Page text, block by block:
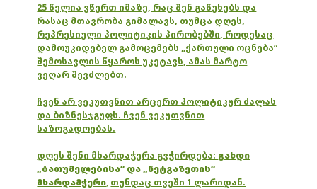
25 წელია ვწერთ იმაზე, რაც შენ გაწუხებს და
რასაც მთავრობა გიმალავს, თუმცა დღეს,
რეპრესიული პოლიტიკის პირობებში, როდესაც
დამოუკიდებელ გამოცემებს „ქართული ოცნება“
შემოსავლის წყაროს უკეტავს, ამას მარტო
ვეღარ შევძლებთ.
ჩვენ არ ვეკუთვნით არცერთ პოლიტიკურ ძალას
და ბიზნესჯგუფს. ჩვენ ვეკუთვნით
საზოგადოებას.
დღეს შენი მხარდაჭერა გვჭირდება: გახდი
„ბათუმელებისა“ და „ნეტგაზეთის“
მხარდამჭერი, თუნდაც თვეში 1 ლარიდან.